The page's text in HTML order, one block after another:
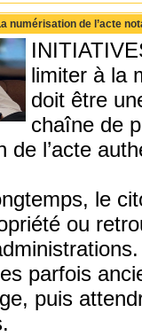
numérisation de l’acte
limiter à la
doit être
chaîne de
de l’acte
le
ou
parfois
puis